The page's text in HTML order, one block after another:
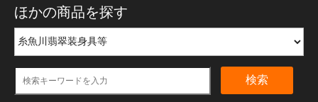
ほかの商品を探す
検索